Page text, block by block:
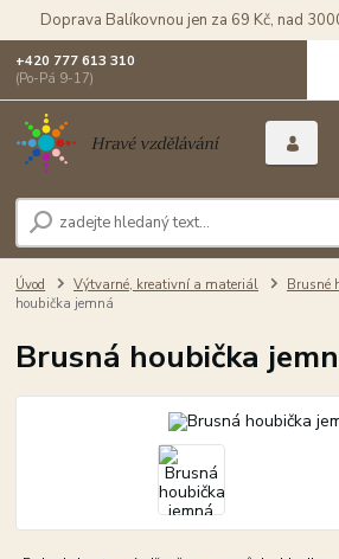
Doprava Balíkovnou jen za 69 Kč, nad
+420 777 613 310
(Po-Pá 9-17)
Úvod Výtvarné, kreativní a materiál Brusné
houbička jemná
Brusná houbička